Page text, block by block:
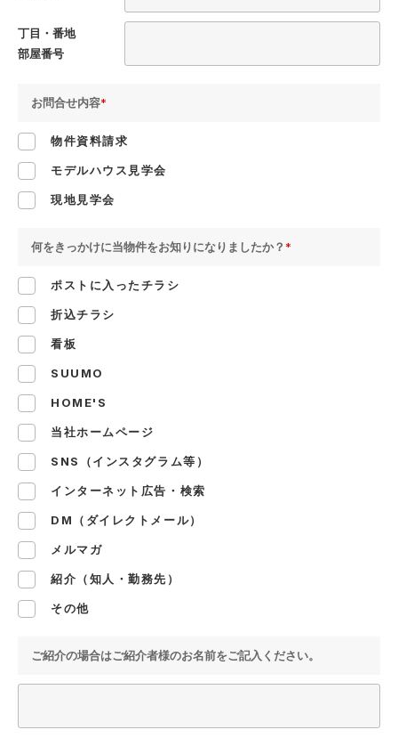
丁目・番地
部屋番号
お問合せ内容*
物件資料請求
モデルハウス見学会
現地見学会
何をきっかけに当物件をお知りになりましたか？ *
ポストに入ったチラシ
折込チラシ
看板
SUUMO
HOME'S
当社ホームページ
SNS（インスタグラム等）
インターネット広告・検索
DM（ダイレクトメール）
メルマガ
紹介（知人・勤務先）
その他
ご紹介の場合はご紹介者様のお名前をご記入ください。